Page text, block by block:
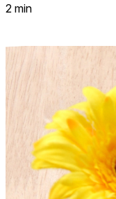
2 min